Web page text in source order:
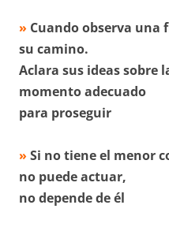
» Cuando observa una
su camino.
Aclara sus ideas sobre
momento adecuado
para proseguir
» Si no tiene el menor
no puede actuar,
no depende de él